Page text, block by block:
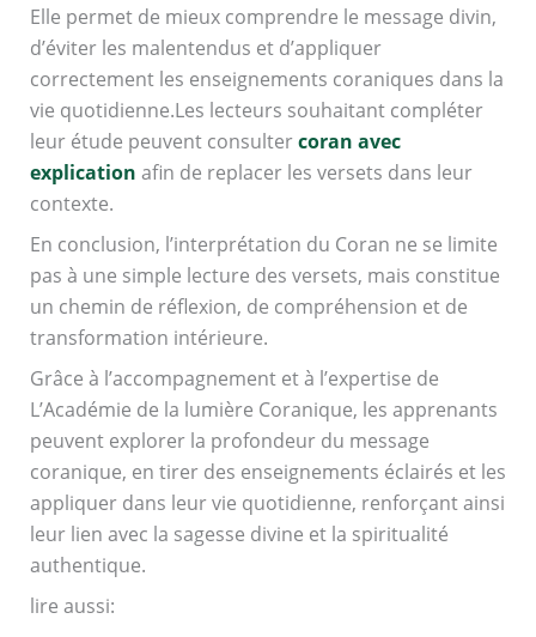
Elle permet de mieux comprendre le message divin,
d’éviter les malentendus et d’appliquer
correctement les enseignements coraniques dans la
vie quotidienne.Les lecteurs souhaitant compléter
leur étude peuvent consultercoran avec
explication afin de replacer les versets dans leur
contexte.
En conclusion, l’interprétation du Coran ne se limite
pas à une simple lecture des versets, mais constitue
un chemin de réflexion, de compréhension et de
transformation intérieure.
Grâce à l’accompagnement et à l’expertise de
L’Académie de la lumière Coranique, les apprenants
peuvent explorer la profondeur du message
coranique, en tirer des enseignements éclairés et les
appliquer dans leur vie quotidienne, renforçant ainsi
leur lien avec la sagesse divine et la spiritualité
authentique.
lire aussi: